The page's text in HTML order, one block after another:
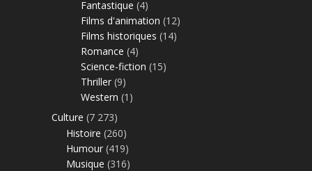
Fantastique (4)
Films d'animation (12)
Films historiques (14)
Romance (4)
Science-fiction (15)
Thriller (9)
Western (1)
Culture (7 273)
Histoire (260)
Humour (419)
Musique (316)